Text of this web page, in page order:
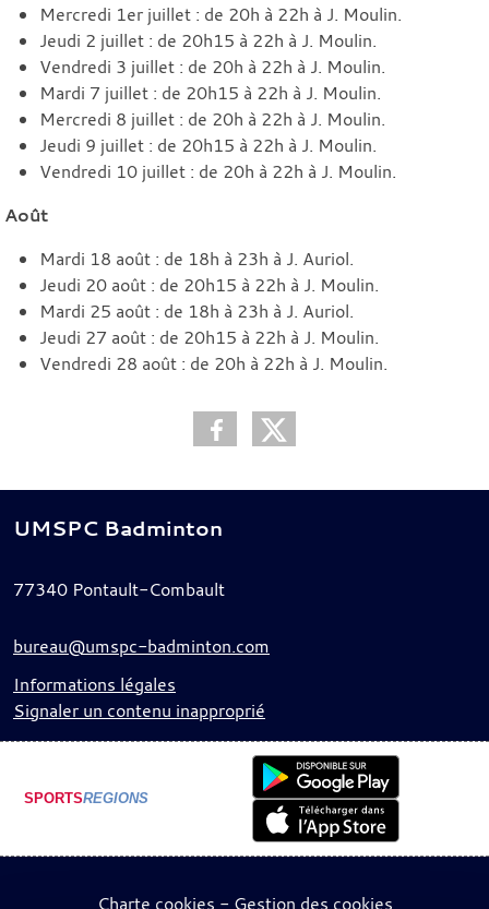
Mercredi 1er juillet : de 20h à 22h à J. Moulin.
Jeudi 2 juillet : de 20h15 à 22h à J. Moulin.
Vendredi 3 juillet : de 20h à 22h à J. Moulin.
Mardi 7 juillet : de 20h15 à 22h à J. Moulin.
Mercredi 8 juillet : de 20h à 22h à J. Moulin.
Jeudi 9 juillet : de 20h15 à 22h à J. Moulin.
Vendredi 10 juillet : de 20h à 22h à J. Moulin.
Août
Mardi 18 août : de 18h à 23h à J. Auriol.
Jeudi 20 août : de 20h15 à 22h à J. Moulin.
Mardi 25 août : de 18h à 23h à J. Auriol.
Jeudi 27 août : de 20h15 à 22h à J. Moulin.
Vendredi 28 août : de 20h à 22h à J. Moulin.
UMSPC Badminton
77340 Pontault-Combault
bureau@umspc-badminton.com
Informations légales
Signaler un contenu inapproprié
SPORTSREGIONS
Charte cookies Gestion des cookies